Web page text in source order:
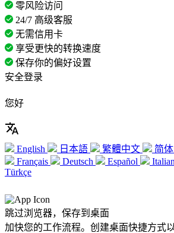
零风险访问
24/7 高级客服
无需信用卡
享受更快的转换速度
保存你的偏好设置
安全登录
您好
English 日本語 繁體中文 简
Français
Deutsch Español
Türkçe
跳过浏览器，保存到桌面
加快您的工作流程。创建桌面快捷方式